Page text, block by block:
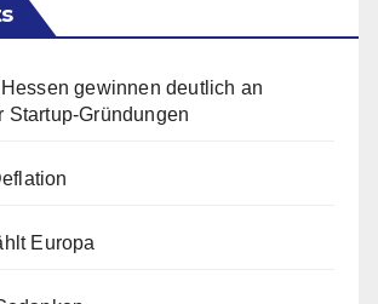
gewinnen deutlich an
Startup-Gründungen
Europa